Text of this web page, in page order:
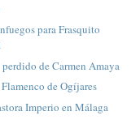
para Frasquito
de Carmen Amaya
de Ogíjares
Imperio en Málaga